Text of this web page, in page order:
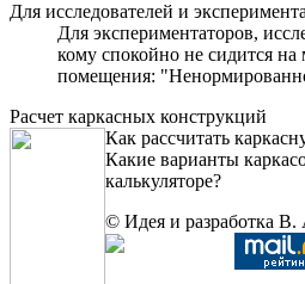
Для исследователей и
Для экспериментаторов,
кому спокойно не сидится на
помещения:
Расчет каркасных конструкций
Как рассчитать
Какие варианты
калькуляторе?
© Идея и разработка